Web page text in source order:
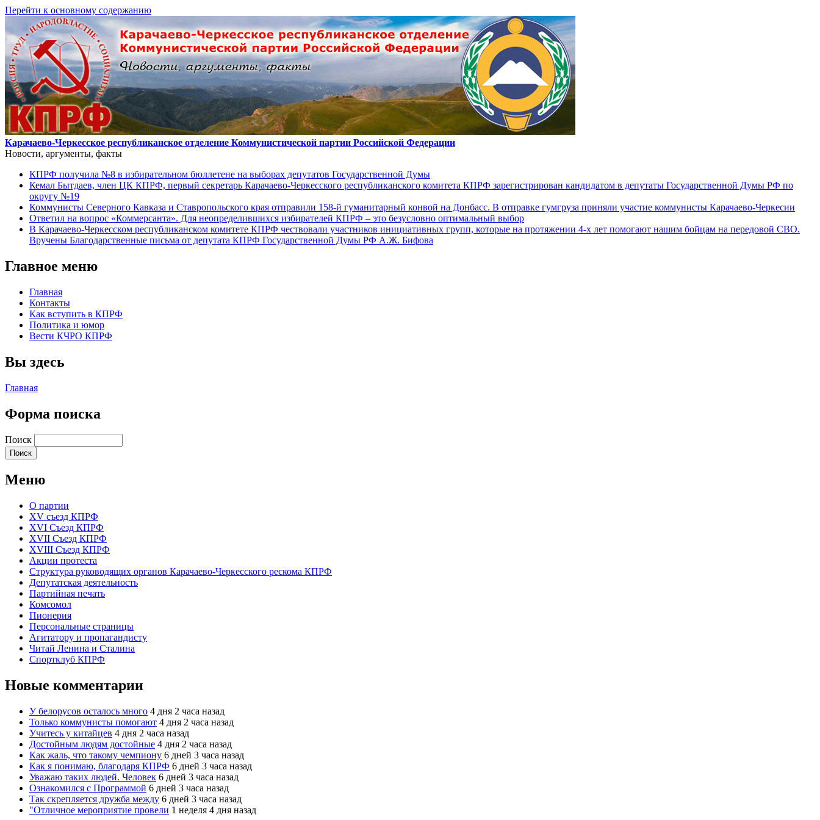
Перейти к основному содержанию
Карачаево-Черкесское республиканское отделение Коммунистической партии Российской Федерации
Новости, аргументы, факты
КПРФ получила №8 в избирательном бюллетене на выборах депутатов Государственной Думы
Кемал Бытдаев, член ЦК КПРФ, первый секретарь Карачаево-Черкесского республиканского комитета КПРФ зарегистрирован кандидатом в депутаты Государственной Думы РФ по
округу №19
Коммунисты Северного Кавказа и Ставропольского края отправили 158-й гуманитарный конвой на Донбасс. В отправке гумгруза приняли участие коммунисты Карачаево-Черкесии
Ответил на вопрос «Коммерсанта». Для неопределившихся избирателей КПРФ – это безусловно оптимальный выбор
В Карачаево-Черкесском республиканском комитете КПРФ чествовали участников инициативных групп, которые на протяжении 4-х лет помогают нашим бойцам на передовой СВО.
Вручены Благодарственные письма от депутата КПРФ Государственной Думы РФ А.Ж. Бифова
Главное меню
Главная
Контакты
Как вступить в КПРФ
Политика и юмор
Вести КЧРО КПРФ
Вы здесь
Главная
Форма поиска
Поиск
Меню
О партии
XV съезд КПРФ
XVI Съезд КПРФ
XVII Cъезд КПРФ
XVIII Cъезд КПРФ
Акции протеста
Структура руководящих органов Карачаево-Черкесского рескома КПРФ
Депутатская деятельность
Партийная печать
Комсомол
Пионерия
Персональные страницы
Агитатору и пропагандисту
Читай Ленина и Сталина
Спортклуб КПРФ
Новые комментарии
У белорусов осталось много 4 дня 2 часа назад
Только коммунисты помогают 4 дня 2 часа назад
Учитесь у китайцев 4 дня 2 часа назад
Достойным людям достойные 4 дня 2 часа назад
Как жаль, что такому чемпиону 6 дней 3 часа назад
Как я понимаю, благодаря КПРФ 6 дней 3 часа назад
Уважаю таких людей. Человек 6 дней 3 часа назад
Ознакомился с Программой 6 дней 3 часа назад
Так скрепляется дружба между 6 дней 3 часа назад
"Отличное мероприятие провели 1 неделя 4 дня назад